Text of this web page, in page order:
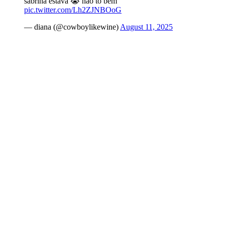
pic.twitter.com/Lh2ZJNBOoG
— diana (@cowboylikewine) August 11, 2025